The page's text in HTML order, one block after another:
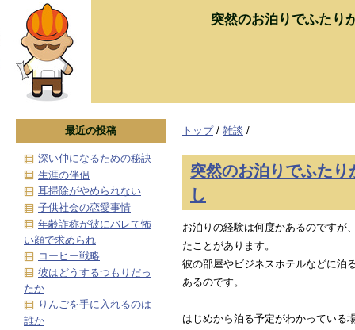
突然のお泊りでふたり
トップ/ 雑談 /
突然のお泊りでふた
し
お泊りの経験は何度かあるのですが
たことがあります。
彼の部屋やビジネスホテルなどに泊
あるのです。
はじめから泊る予定がわかっている
最近の投稿
深い仲になるための秘訣
生涯の伴侶
耳掃除がやめられない
子供社会の恋愛事情
年齢詐称が彼にバレて怖
い顔で求められ
コーヒー戦略
彼はどうするつもりだっ
たか
りんごを手に入れるのは
誰か